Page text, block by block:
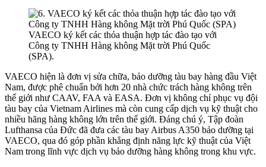
VAECO ký kết các thỏa thuận hợp tác đào tạo với
Công ty TNHH Hàng không Mặt trời Phú Quốc
(SPA).
VAECO hiện là đơn vị sửa chữa, bảo dưỡng tàu bay hàng đầu Việt
Nam, được phê chuẩn bởi hơn 20 nhà chức trách hàng không trên
thế giới như CAAV, FAA và EASA. Đơn vị không chỉ phục vụ đội
tàu bay của Vietnam Airlines mà còn cung cấp dịch vụ kỹ thuật cho
nhiều hãng hàng không lớn trên thế giới. Đáng chú ý, Tập đoàn
Lufthansa của Đức đã đưa các tàu bay Airbus A350 bảo dưỡng tại
VAECO, qua đó góp phần khẳng định năng lực kỹ thuật của Việt
Nam trong lĩnh vực dịch vụ bảo dưỡng hàng không trong khu vực.